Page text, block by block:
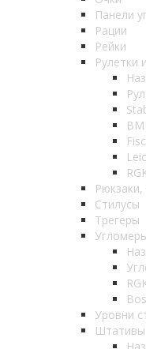
Панели
Рации
Рейки
Рулетки
BMI
Стилусы
Трегеры
Уровни
Штативы